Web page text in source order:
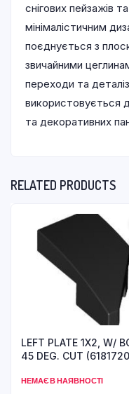
снігових пейзажів
мінімалістичним
поєднується з
звичайними
переходи та
використовується
та декоративних
RELATED PRODUCTS
LEFT PLATE 1X2, W/
45 DEG. CUT
НЕМАЄ В НАЯВНОСТІ